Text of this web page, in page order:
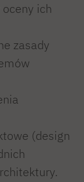
ich
zasady
(design